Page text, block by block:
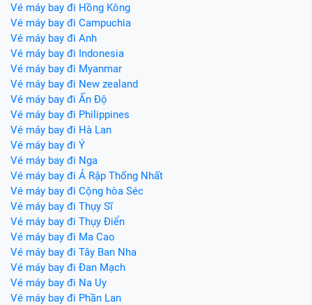
Vé máy bay đi Hồng Kông
Vé máy bay đi Campuchia
Vé máy bay đi Anh
Vé máy bay đi Indonesia
Vé máy bay đi Myanmar
Vé máy bay đi New zealand
Vé máy bay đi Ấn Độ
Vé máy bay đi Philippines
Vé máy bay đi Hà Lan
Vé máy bay đi Ý
Vé máy bay đi Nga
Vé máy bay đi Ả Rập Thống Nhất
Vé máy bay đi Cộng hòa Séc
Vé máy bay đi Thụy Sĩ
Vé máy bay đi Thụy Điển
Vé máy bay đi Ma Cao
Vé máy bay đi Tây Ban Nha
Vé máy bay đi Đan Mạch
Vé máy bay đi Na Uy
Vé máy bay đi Phần Lan